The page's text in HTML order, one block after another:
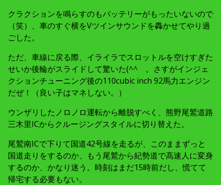
クラクションを鳴らすのもバッテリーがもったいないので
（笑）、車のすぐ横をVツインサウンドを轟かせてやり過
ごした。
ただ、車線に戻る際、イライラでスロットルを空けすぎた
せいか後輪がスライドして驚いた(^^ゞ。さすがインジェ
クションチューニング後の110cubic inch 92馬力エンジン
だぜ！（良い子はマネしない。）
ウンザリしたノロノロ運転から離脱すべく、熊野尾鷲道路
三木里ICからクルージングスタイルに切り替えた。
尾鷲南ICで下りて国道42号線を走るが、このままずっと
国道走りをするのか、もう尾鷲から紀勢道で高速人に変身
するのか、かなり迷う。時刻はまだ15時前だし、慌てて
帰宅する必要もない。